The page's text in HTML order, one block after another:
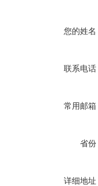
您的姓名
联系电话
常用邮箱
省份
详细地址